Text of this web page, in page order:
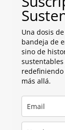
Una dosis
bandeja de
sino de
sustentables
más allá.